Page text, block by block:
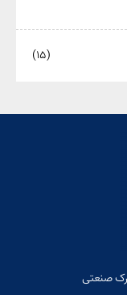
(۱۵)
صنعتی